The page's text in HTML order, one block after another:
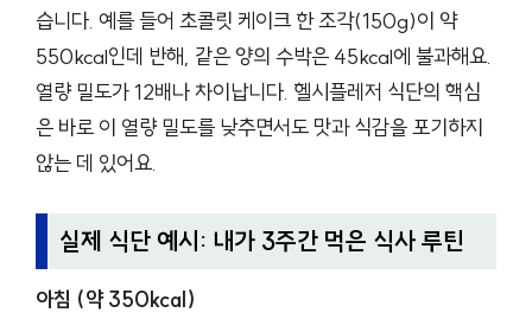
습니다. 예를 들어 초콜릿 케이크 한 조각(150g)이 약
550kcal인데 반해, 같은 양의 수박은 45kcal에 불과해요.
열량 밀도가 12배나 차이납니다. 헬시플레저 식단의 핵심
은 바로 이 열량 밀도를 낮추면서도 맛과 식감을 포기하지
않는 데 있어요.
실제 식단 예시: 내가 3주간 먹은 식사 루틴
아침 (약 350kcal)